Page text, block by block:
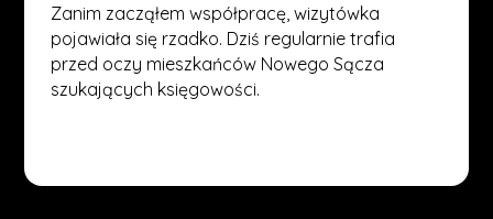
Zanim zacząłem współpracę, wizytówka
pojawiała się rzadko. Dziś regularnie trafia
przed oczy mieszkańców Nowego Sącza
szukających księgowości.